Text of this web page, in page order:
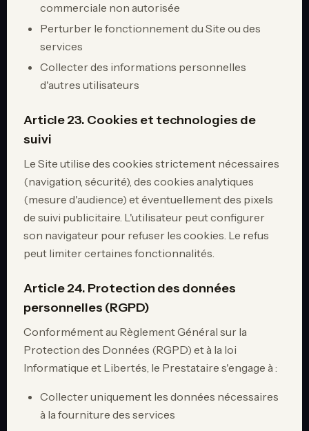
commerciale non autorisée
Perturber le fonctionnement du Site ou des
services
Collecter des informations personnelles
d'autres utilisateurs
Article 23. Cookies et technologies de
suivi
Le Site utilise des cookies strictement nécessaires
(navigation, sécurité), des cookies analytiques
(mesure d'audience) et éventuellement des pixels
de suivi publicitaire. L'utilisateur peut configurer
son navigateur pour refuser les cookies. Le refus
peut limiter certaines fonctionnalités.
Article 24. Protection des données
personnelles (RGPD)
Conformément au Règlement Général sur la
Protection des Données (RGPD) et à la loi
Informatique et Libertés, le Prestataire s'engage à :
Collecter uniquement les données nécessaires
à la fourniture des services